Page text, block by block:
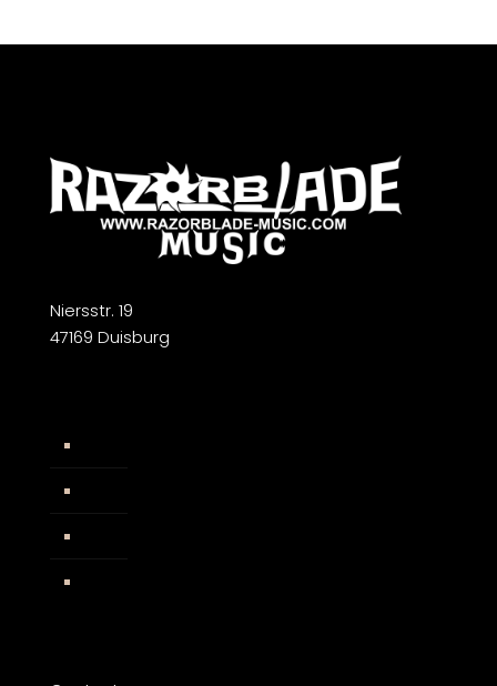
Niersstr. 19
47169 Duisburg